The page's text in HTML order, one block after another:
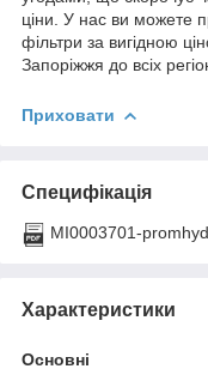
ціни. У нас ви можете
фільтри за вигідною
Запоріжжя до всіх
Приховати
Специфікація
MI0003701-
Характеристики
Основні